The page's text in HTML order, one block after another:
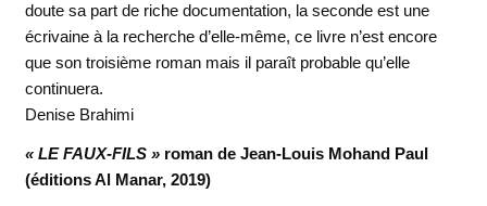
doute sa part de riche documentation, la seconde est une
écrivaine à la recherche d’elle-même, ce livre n’est encore
que son troisième roman mais il paraît probable qu’elle
continuera.
Denise Brahimi
« LE FAUX-FILS »roman de Jean-Louis Mohand Paul
(éditions Al Manar, 2019)